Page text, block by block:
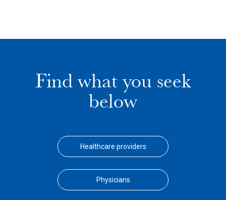
Find what you seek
below
Healthcare providers
Physicians